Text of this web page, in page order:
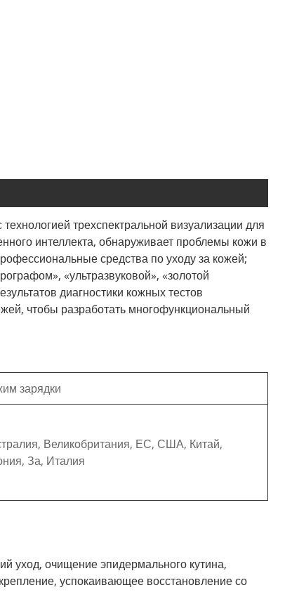
трехспектральной визуализации для
интеллекта, обнаруживает проблемы кожи в
средства по уходу за кожей;
«ультразвуковой», «золотой
диагностики кожных тестов
чтобы разработать многофункциональный
зарядки
Великобритания, ЕС, США, Китай,
За, Италия
уход, очищение эпидермального кутина,
успокаивающее восстановление со